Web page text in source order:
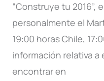
“Construye tu 2016”,
personalmente el
19:00 horas Chile,
información relativa a
encontrar en